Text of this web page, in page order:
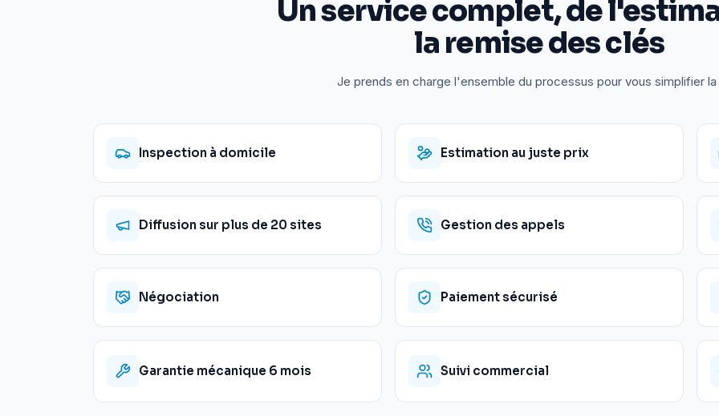
Un service complet, de
la remise des clés
Je prends en charge l'ensemble du processus pour vous simplifier la
Inspection à domicile Estimation au juste prix
Diffusion sur plus de 20 sites Gestion des appels
Négociation Paiement sécurisé
Garantie mécanique 6 mois Suivi commercial